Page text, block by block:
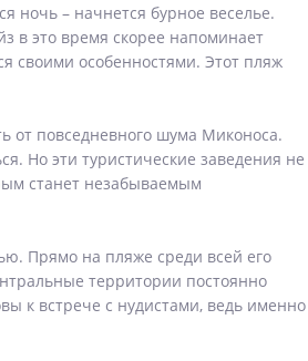
ночь – начнется бурное веселье.
в это время скорее напоминает
своими особенностями. Этот пляж
от повседневного шума Миконоса.
Но эти туристические заведения не
станет незабываемым
Прямо на пляже среди всей его
территории постоянно
к встрече с нудистами, ведь именно